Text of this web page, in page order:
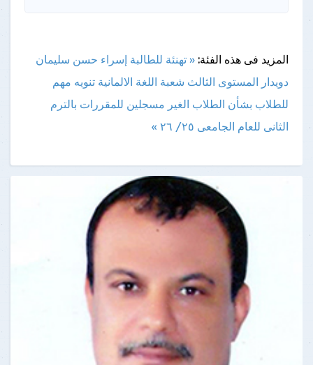
المزيد فى هذه الفئة: « تهنئة للطالبة إسراء حسن سليمان
دويدار المستوى الثالث شعبة اللغة الالمانية تنويه مهم
للطلاب بشأن الطلاب الغير مسجلين للمقررات بالترم
الثانى للعام الجامعى ٢٥/ ٢٦ »